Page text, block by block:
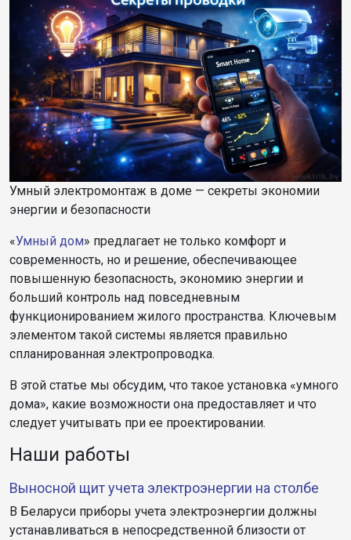
Умный электромонтаж в доме — секреты экономии
энергии и безопасности
«Умный дом» предлагает не только комфорт и
современность, но и решение, обеспечивающее
повышенную безопасность, экономию энергии и
больший контроль над повседневным
функционированием жилого пространства. Ключевым
элементом такой системы является правильно
спланированная электропроводка.
В этой статье мы обсудим, что такое установка «умного
дома», какие возможности она предоставляет и что
следует учитывать при ее проектировании.
Наши работы
Выносной щит учета электроэнергии на столбе
В Беларуси приборы учета электроэнергии должны
устанавливаться в непосредственной близости от